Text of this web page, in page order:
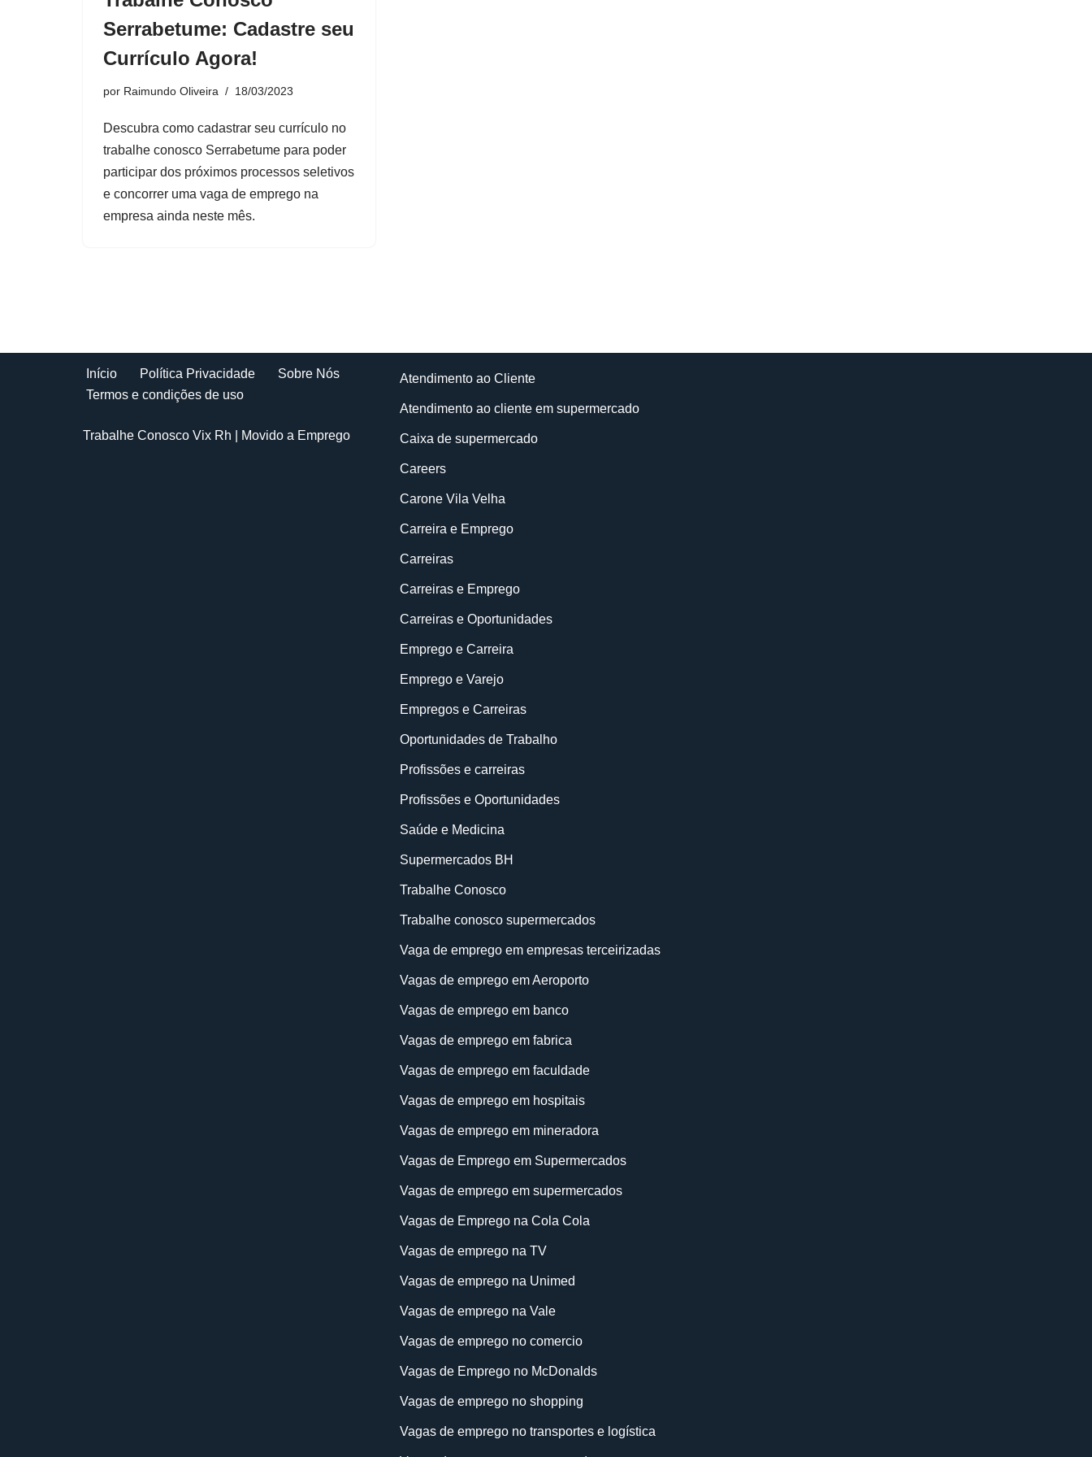
Serrabetume: Cadastre seu
Currículo Agora!
por Raimundo Oliveira 18/03/2023
Descubra como cadastrar seu currículo no
trabalhe conosco Serrabetume para poder
participar dos próximos processos seletivos
e concorrer uma vaga de emprego na
empresa ainda neste mês.
Início Política Privacidade
Sobre Nós
Termos e condições de uso
Trabalhe Conosco Vix Rh | Movido a Emprego
Atendimento ao Cliente
Atendimento ao cliente em supermercado
Caixa de supermercado
Careers
Carone Vila Velha
Carreira e Emprego
Carreiras
Carreiras e Emprego
Carreiras e Oportunidades
Emprego e Carreira
Emprego e Varejo
Empregos e Carreiras
Oportunidades de Trabalho
Profissões e carreiras
Profissões e Oportunidades
Saúde e Medicina
Supermercados BH
Trabalhe Conosco
Trabalhe conosco supermercados
Vaga de emprego em empresas terceirizadas
Vagas de emprego em Aeroporto
Vagas de emprego em banco
Vagas de emprego em fabrica
Vagas de emprego em faculdade
Vagas de emprego em hospitais
Vagas de emprego em mineradora
Vagas de Emprego em Supermercados
Vagas de emprego em supermercados
Vagas de Emprego na Cola Cola
Vagas de emprego na TV
Vagas de emprego na Unimed
Vagas de emprego na Vale
Vagas de emprego no comercio
Vagas de Emprego no McDonalds
Vagas de emprego no shopping
Vagas de emprego no transportes e logística